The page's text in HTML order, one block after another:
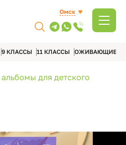
Омск
9 КЛАССЫ 11 КЛАССЫ ОЖИВАЮЩИЕ
для детского